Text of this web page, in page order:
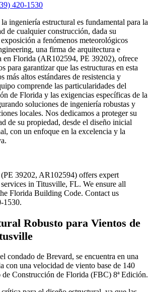
420-1530
ingeniería estructural es fundamental para la
de cualquier construcción, dada su
a fenómenos meteorológicos
una firma de arquitectura e
en Florida (AR102594, PE 39202), ofrece
para garantizar que las estructuras en esta
más altos estándares de resistencia y
comprende las particularidades del
de Florida y las exigencias específicas de la
soluciones de ingeniería robustas y
locales. Nos dedicamos a proteger su
de su propiedad, desde el diseño inicial
con un enfoque en la excelencia y la
39202, AR102594) offers expert
in Titusville, FL. We ensure all
Florida Building Code. Contact us
1530.
Robusto para Vientos de
condado de Brevard, se encuentra en una
con una velocidad de viento base de 140
Construcción de Florida (FBC) 8ª Edición.